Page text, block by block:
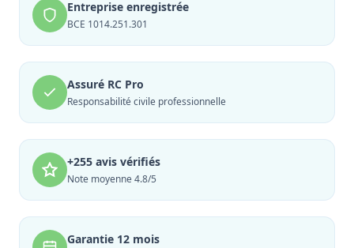
Entreprise enregistrée
BCE 1014.251.301
Assuré RC Pro
Responsabilité civile professionnelle
+255 avis vérifiés
Note moyenne 4.8/5
Garantie 12 mois